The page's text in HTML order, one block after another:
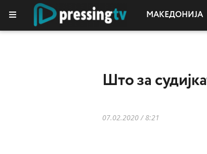
МАКЕДОНИЈА
Што за
07.02.2020 / 8:21